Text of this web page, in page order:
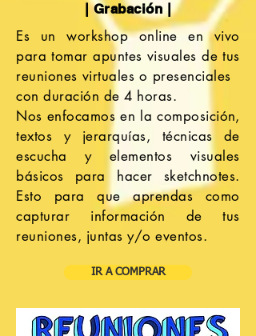
| Grabación |
Es un workshop online en vivo
para tomar apuntes visuales de tus
reuniones virtuales o presenciales
con duración de 4 horas.
Nos enfocamos en lacomposición,
textos y jerarquías, técnicas de
escucha y elementos visuales
básicos para hacer sketchnotes.
Esto para que aprendas como
capturar información de tus
reuniones, juntas y/o eventos.
IR A COMPRAR